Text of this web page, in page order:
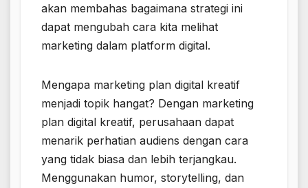
akan membahas bagaimana strategi ini
dapat mengubah cara kita melihat
marketing dalam platform digital.
Mengapa marketing plan digital kreatif
menjadi topik hangat? Dengan marketing
plan digital kreatif, perusahaan dapat
menarik perhatian audiens dengan cara
yang tidak biasa dan lebih terjangkau.
Menggunakan humor, storytelling, dan